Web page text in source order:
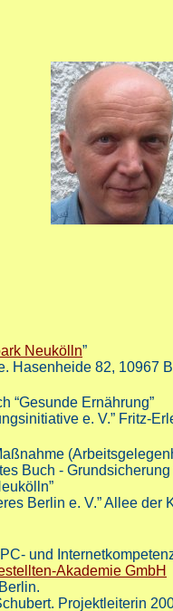
Neukölln”
Hasenheide 82, 10967
“Gesunde Ernährung”
e. V.” Fritz-
Buch -
Berlin e. V.” Allee der
und
Akademie GmbH
Projektleiterin